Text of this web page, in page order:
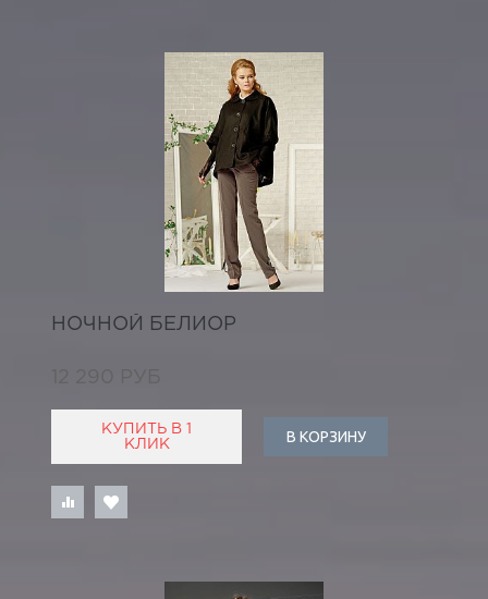
НОЧНОЙ БЕЛИОР
12 290 РУБ
КУПИТЬ В 1
КЛИК
В КОРЗИНУ